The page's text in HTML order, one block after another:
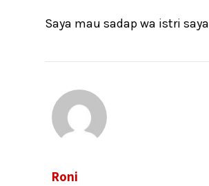
Saya mau sadap wa istri saya
Roni